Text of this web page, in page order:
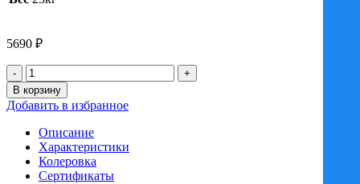
5690 ₽
Количество
товара
Эмаль
Бриц/Britz
станд.
НЦ-132,
черная
25кг
В корзину
Добавить в избранное
Описание
Характеристики
Колеровка
Сертификаты